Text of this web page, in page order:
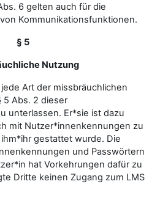
6 gelten auch für die
Kommunikationsfunktionen.
§ 5
Nutzung
Art der missbräuchlichen
5 Abs. 2 dieser
unterlassen. Er*sie ist dazu
mit Nutzer*innenkennungen zu
gestattet wurde. Die
und Passwörtern
hat Vorkehrungen dafür zu
Dritte keinen Zugang zum LMS